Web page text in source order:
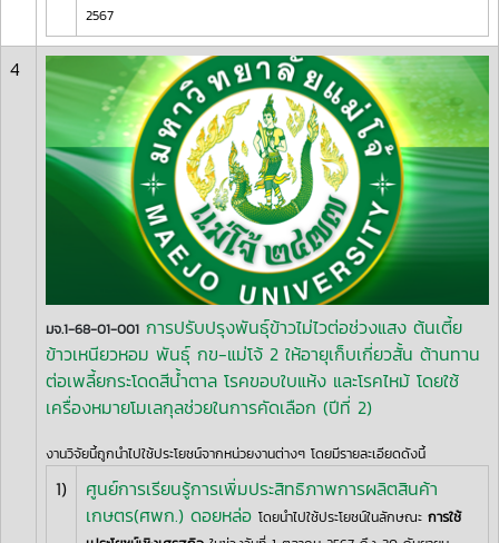
2567
4
มจ.1-68-01-001 การปรับปรุงพันธุ์ข้าวไม่ไวต่อช่วงแสง ต้นเตี้ย
ข้าวเหนียวหอม พันธุ์ กข-แม่โจ้ 2 ให้อายุเก็บเกี่ยวสั้น ต้านทาน
ต่อเพลี้ยกระโดดสีน้ำตาล โรคขอบใบแห้ง และโรคไหม้ โดยใช้
เครื่องหมายโมเลกุลช่วยในการคัดเลือก (ปีที่ 2)
งานวิจัยนี้ถูกนำไปใช้ประโยชน์จากหน่วยงานต่างๆ โดยมีรายละเอียดดังนี้
1)
ศูนย์การเรียนรู้การเพิ่มประสิทธิภาพการผลิตสินค้า
เกษตร(ศพก.) ดอยหล่อ โดยนำไปใช้ประโยชน์ในลักษณะ การใช้